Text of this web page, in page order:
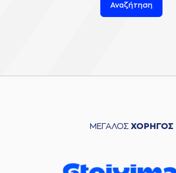
Αναζήτηση
ΜΕΓΑΛΟΣ ΧΟΡΗΓΟΣ